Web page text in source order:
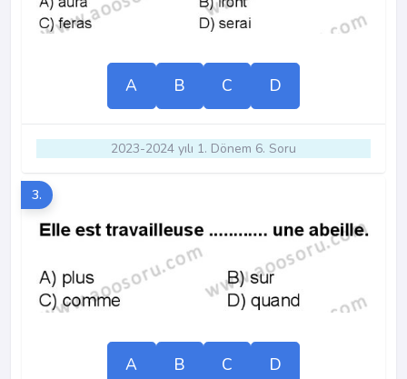
A B C D
2023-2024 yılı 1. Dönem 6. Soru
3.
A B C D